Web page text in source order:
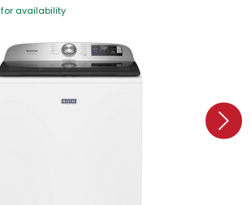
for availability